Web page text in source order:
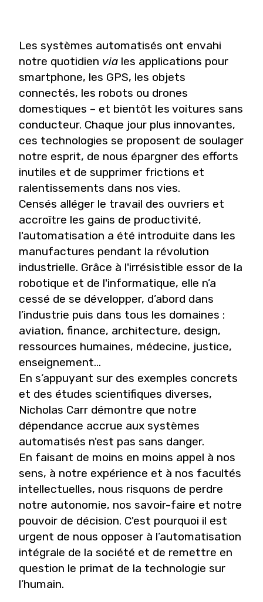
Les systèmes automatisés ont envahi
notre quotidien via les applications pour
smartphone, les GPS, les objets
connectés, les robots ou drones
domestiques – et bientôt les voitures sans
conducteur. Chaque jour plus innovantes,
ces technologies se proposent de soulager
notre esprit, de nous épargner des efforts
inutiles et de supprimer frictions et
ralentissements dans nos vies.
Censés alléger le travail des ouvriers et
accroître les gains de productivité,
l'automatisation a été introduite dans les
manufactures pendant la révolution
industrielle. Grâce à l'irrésistible essor de la
robotique et de l'informatique, elle n’a
cessé de se développer, d’abord dans
l’industrie puis dans tous les domaines :
aviation, finance, architecture, design,
ressources humaines, médecine, justice,
enseignement...
En s’appuyant sur des exemples concrets
et des études scientifiques diverses,
Nicholas Carr démontre que notre
dépendance accrue aux systèmes
automatisés n'est pas sans danger.
En faisant de moins en moins appel à nos
sens, à notre expérience et à nos facultés
intellectuelles, nous risquons de perdre
notre autonomie, nos savoir-faire et notre
pouvoir de décision. C'est pourquoi il est
urgent de nous opposer à l’automatisation
intégrale de la société et de remettre en
question le primat de la technologie sur
l’humain.